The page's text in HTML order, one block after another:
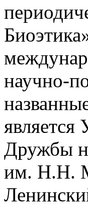
научно-
Дружбы
им. Н.Н.